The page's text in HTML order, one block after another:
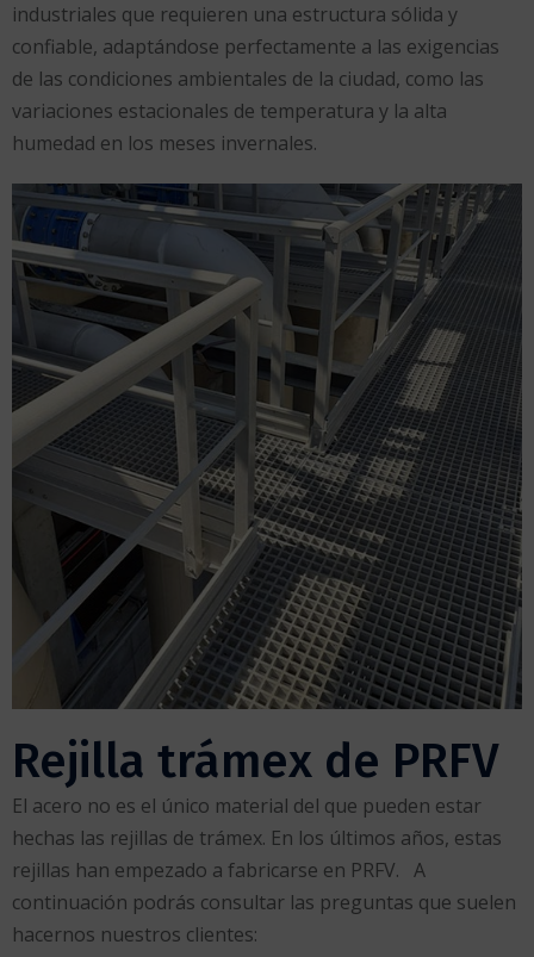
industriales que requieren una estructura sólida y
confiable, adaptándose perfectamente a las exigencias
de las condiciones ambientales de la ciudad, como las
variaciones estacionales de temperatura y la alta
humedad en los meses invernales.
Rejilla trámex de PRFV
El acero no es el único material del que pueden estar
hechas las rejillas de trámex. En los últimos años, estas
rejillas han empezado a fabricarse en PRFV. A
continuación podrás consultar las preguntas que suelen
hacernos nuestros clientes: